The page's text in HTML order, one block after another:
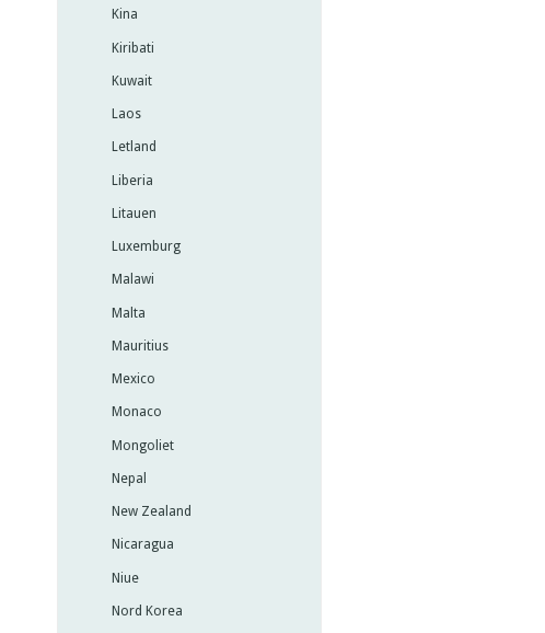
Kina
Kiribati
Kuwait
Laos
Letland
Liberia
Litauen
Luxemburg
Malawi
Malta
Mauritius
Mexico
Monaco
Mongoliet
Nepal
New Zealand
Nicaragua
Niue
Nord Korea